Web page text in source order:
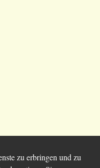
zu erbringen und zu